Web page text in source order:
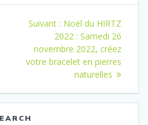
Suivant : Article
suivant
:
Noël du HIRTZ
2022 : Samedi 26
novembre 2022, créez
votre bracelet en pierres
naturelles